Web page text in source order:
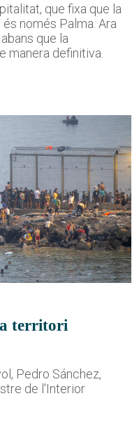
que fixa que la
només Palma. Ara
que la
manera definitiva.
territori
Pedro Sánchez,
de l'Interior